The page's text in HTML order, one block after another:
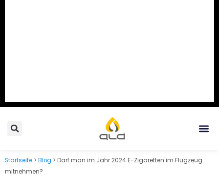
Search
Startseite > Blog > Darf man im Jahr 2024 E-Zigaretten im Flugzeug
mitnehmen?